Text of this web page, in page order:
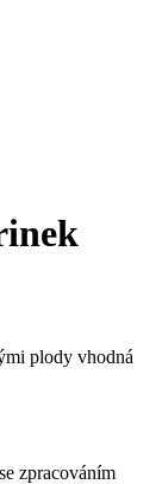
plody vhodná
zpracováním